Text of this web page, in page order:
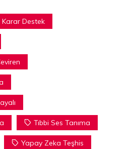
Karar Destek
Tıbbi Ses Tanıma
Yapay Zeka Teşhis